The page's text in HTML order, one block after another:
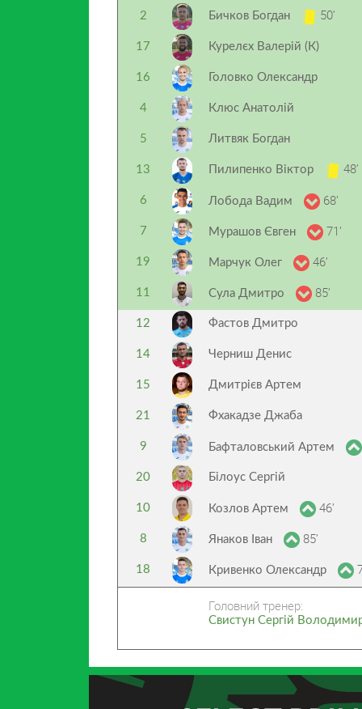
2 Бичков Богдан 50’
17 Курелєх Валерій (К)
16 Головко Олександр
4 Клюс Анатолій
5 Литвяк Богдан
13 Пилипенко Віктор 48’
6 Лобода Вадим 68’
7 Мурашов Євген 71’
19 Марчук Олег 46’
11 Сула Дмитро 85’
12 Фастов Дмитро
14 Черниш Денис
15 Дмитрієв Артем
21 Фхакадзе Джаба
9 Бафталовський Артем
20 Білоус Сергій
10 Козлов Артем 46’
8 Янаков Іван 85’
18 Кривенко Олександр
Головний тренер:
Свистун Сергій